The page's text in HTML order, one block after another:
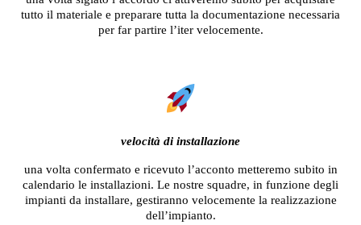
tutto il materiale e preparare tutta la documentazione necessaria
per far partire l’iter velocemente.
velocità di installazione
una volta confermato e ricevuto l’acconto metteremo subito in
calendario le installazioni. Le nostre squadre, in funzione degli
impianti da installare, gestiranno velocemente la realizzazione
dell’impianto.